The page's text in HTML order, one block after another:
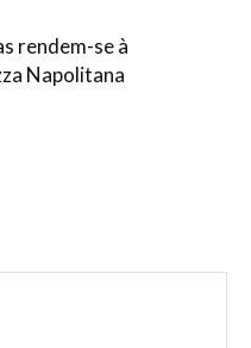
rendem-se à
Napolitana